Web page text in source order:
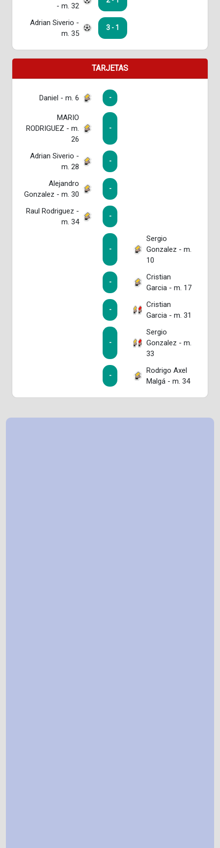
- m. 32
Adrian Siverio -
m. 35
3 - 1
TARJETAS
Daniel - m. 6 -
MARIO
RODRIGUEZ - m.
26
-
Adrian Siverio -
m. 28
-
Alejandro
Gonzalez - m. 30
-
Raul Rodriguez -
m. 34
-
-
Sergio
Gonzalez - m.
10
-
Cristian
Garcia - m. 17
-
Cristian
Garcia - m. 31
-
Sergio
Gonzalez - m.
33
-
Rodrigo Axel
Malgá - m. 34